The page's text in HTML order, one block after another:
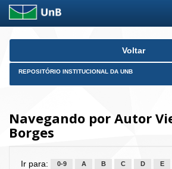
Skip
Voltar
REPOSITÓRIO INSTITUCIONAL DA UNB
Navegando por Autor
Borges
Ir para: 0-9 A B C D E